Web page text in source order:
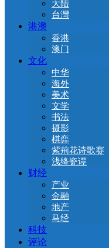
大陆
台灣
港澳
香港
澳门
文化
中华
海外
美术
文学
书法
摄影
棋弈
紫荊花诗歌赛
浅绛瓷谭
财经
产业
金融
地产
马经
科技
评论